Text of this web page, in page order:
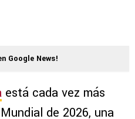
Google News!
está cada vez más
de 2026, una